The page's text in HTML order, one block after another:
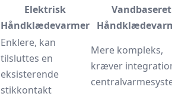
Elektrisk
Håndklædevarmer
Vandbaseret
Enklere, kan
tilsluttes en
eksisterende
stikkontakt
Mere kompleks,
kræver